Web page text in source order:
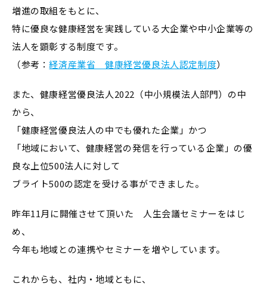
増進の取組をもとに、
特に優良な健康経営を実践している大企業や中小企業等の
法人を顕彰する制度です。
（参考：経済産業省 健康経営優良法人認定制度）
また、健康経営優良法人2022（中小規模法人部門）の中
から、
「健康経営優良法人の中でも優れた企業」かつ
「地域において、健康経営の発信を行っている企業」の優
良な上位500法人に対して
ブライト500の認定を受ける事ができました。
昨年11月に開催させて頂いた 人生会議セミナーをはじ
め、
今年も地域との連携やセミナーを増やしています。
これからも、社内・地域ともに、